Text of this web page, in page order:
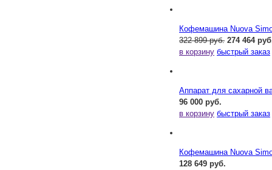
Кофемашина Nuova
322 899 руб. 274 464
в корзину быстрый заказ
Аппарат для сахарной
96 000 руб.
в корзину быстрый заказ
Кофемашина Nuova
128 649 руб.